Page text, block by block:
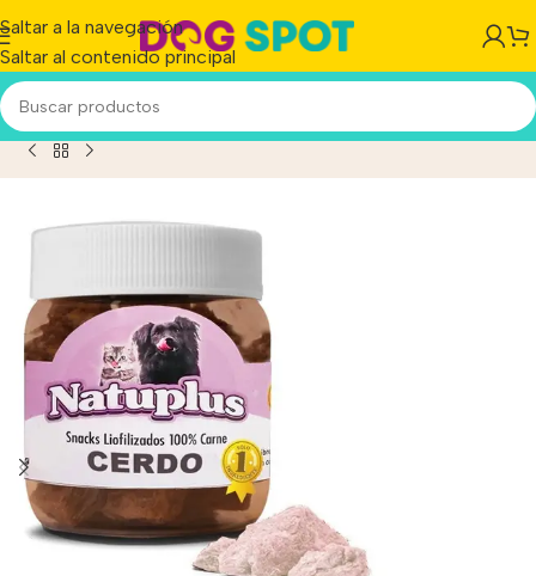
Saltar a la navegación
Saltar al contenido principal
Liofilizado Perros Y Gatos Natuplus De Cerdo X 200 Ml